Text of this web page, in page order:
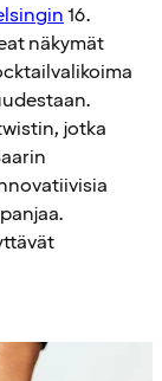
16.
näkymät
jotka